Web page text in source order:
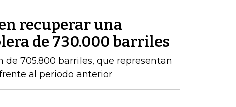
recuperar una
de 730.000 barriles
705.800 barriles, que representan
al periodo anterior